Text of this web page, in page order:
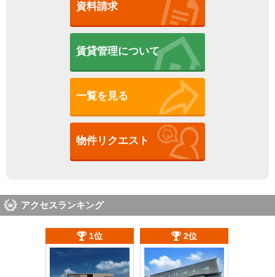
資料請求
賃貸管理について
一覧を見る
物件リクエスト
アクセスランキング
1位 2位